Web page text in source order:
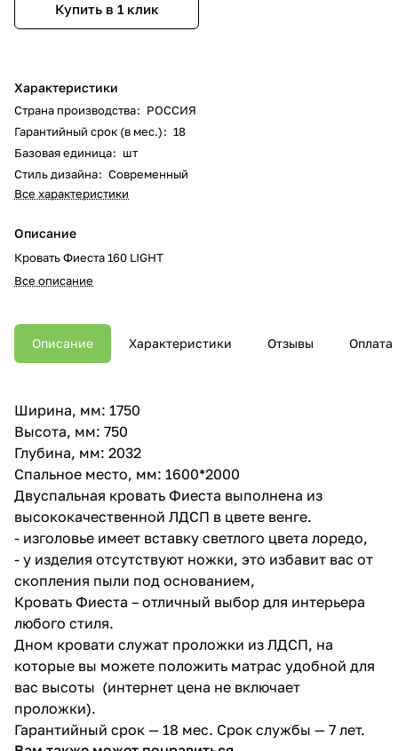
Купить в 1 клик
Характеристики
Страна производства: РОССИЯ
Гарантийный срок (в мес.): 18
Базовая единица: шт
Стиль дизайна: Современный
Все характеристики
Описание
Кровать Фиеста 160 LIGHT
Все описание
Описание Характеристики Отзывы Оплата
Ширина, мм: 1750
Высота, мм: 750
Глубина, мм: 2032
Спальное место, мм: 1600*2000
Двуспальная кровать Фиеста выполнена из
высококачественной ЛДСП в цвете венге.
- изголовье имеет вставку светлого цвета лоредо,
- у изделия отсутствуют ножки, это избавит вас от
скопления пыли под основанием,
Кровать Фиеста – отличный выбор для интерьера
любого стиля.
Дном кровати служат проложки из ЛДСП, на
которые вы можете положить матрас удобной для
вас высоты (интернет цена не включает
проложки).
Гарантийный срок — 18 мес. Срок службы — 7 лет.